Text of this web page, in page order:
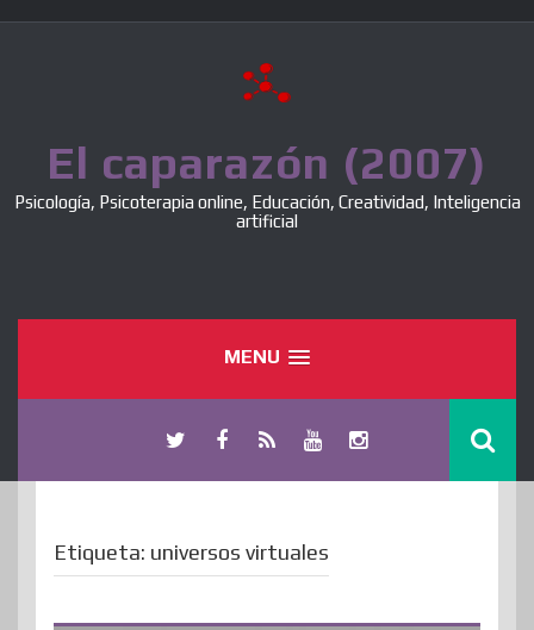
El caparazón (2007)
Psicología, Psicoterapia online, Educación, Creatividad, Inteligencia
artificial
MENU
Etiqueta: universos virtuales